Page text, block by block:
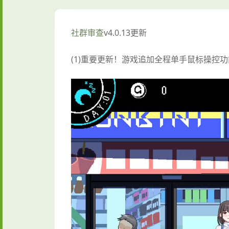
社群审查v4.0.13更新
(1)重要更新！游戏追加全程单手鼠标操控